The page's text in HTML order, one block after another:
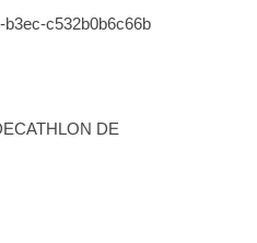
c532b0b6c66b
DE